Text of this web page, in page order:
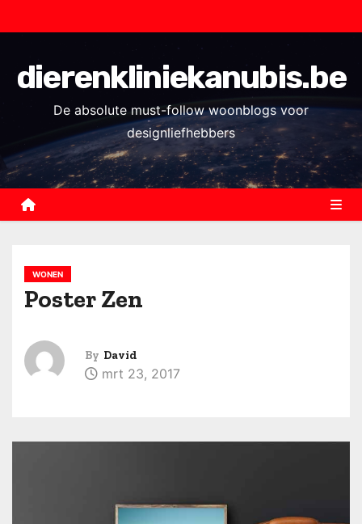
k
o
n
dierenkliniekanubis.be
De absolute must-follow woonblogs voor
designliefhebbers
WONEN
Poster Zen
By David
mrt 23, 2017